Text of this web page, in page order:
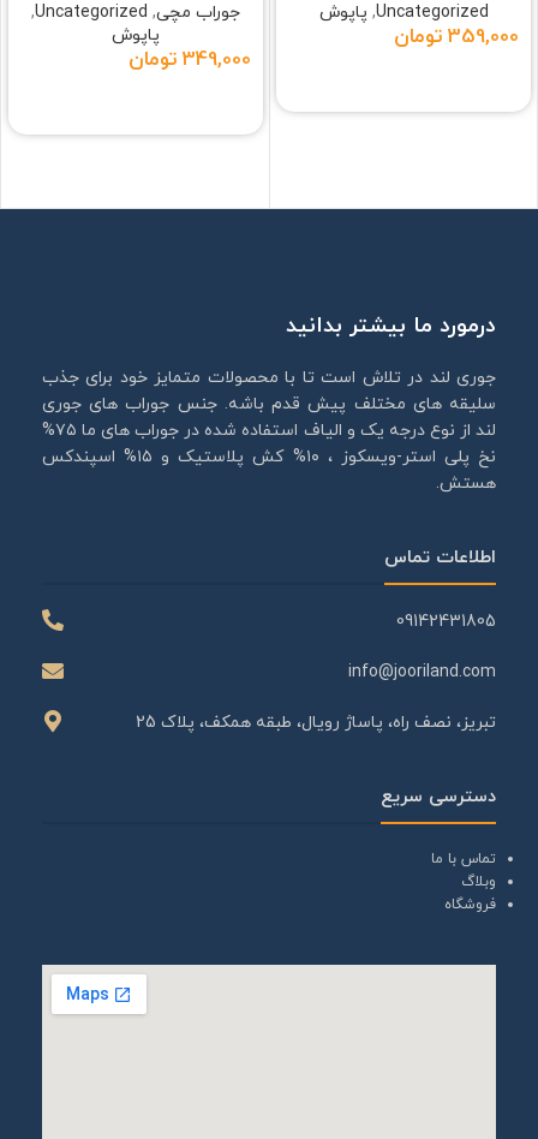
Uncategorized
, پاپوش
359,000 تومان
جوراب مچی,
Uncategorized
,
پاپوش
349,000 تومان
درمورد ما بیشتر بدانید
جوری لند در تلاش است تا با محصولات متمایز خود برای جذب
سلیقه های مختلف پیش قدم باشه. جنس جوراب های جوری
لند از نوع درجه یک و الیاف استفاده شده در جوراب های ما ۷۵%
نخ پلی استر-ویسکوز ، ۱۰% کش پلاستیک و ۱۵% اسپندکس
هستش.
اطلاعات تماس
09142431805
info@jooriland.com
تبریز، نصف راه، پاساژ رویال، طبقه همکف، پلاک 25
دسترسی سریع
تماس با ما
وبلاگ
فروشگاه